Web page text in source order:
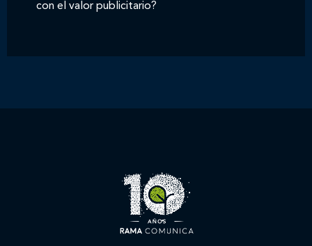
con el valor publicitario?